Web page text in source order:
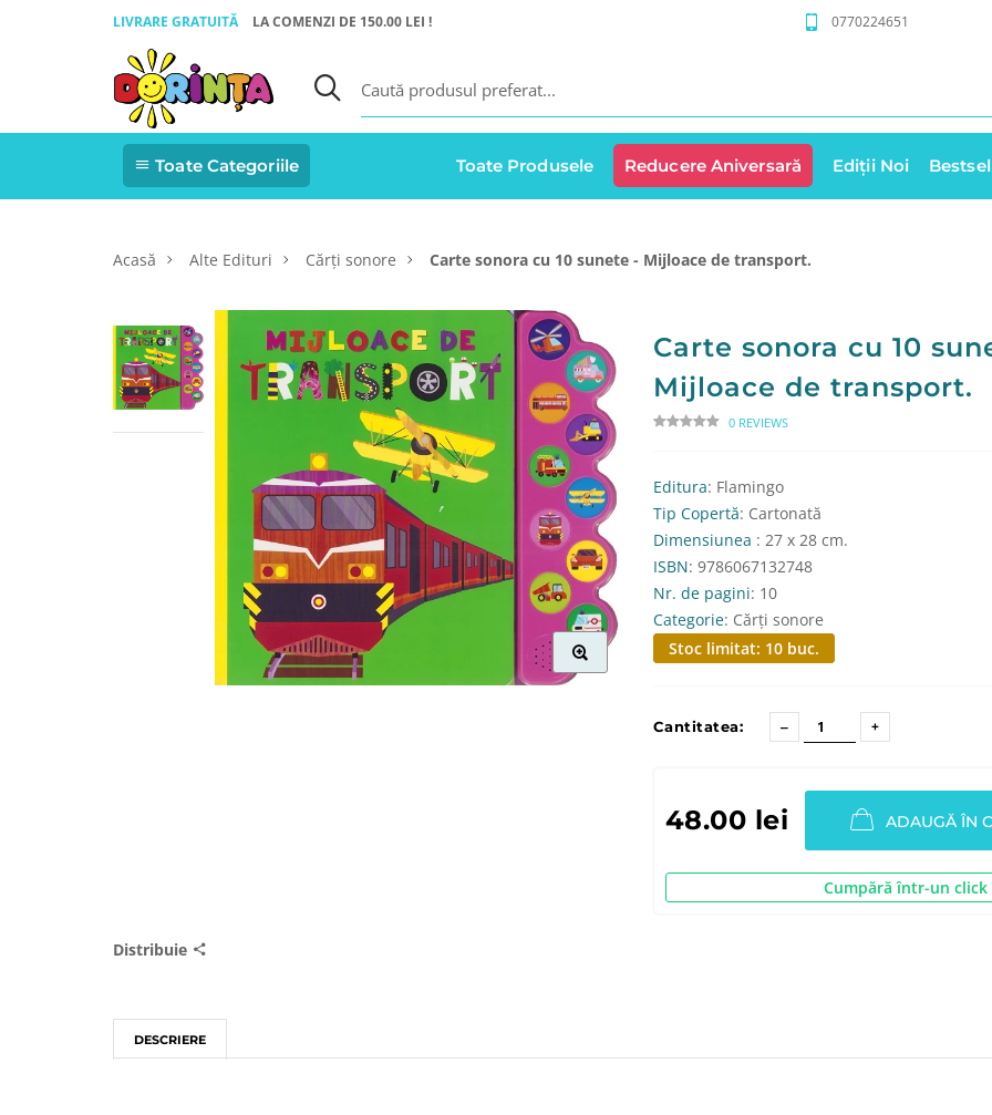
LIVRARE GRATUITĂ LA COMENZI DE 150.00 LEI ! 0770224651
Toate Categoriile Toate Produsele Reducere Aniversară Ediții Noi
Acasă Alte Edituri Cărți sonore Carte sonora cu 10 sunete - Mijloace de transport.
Carte sonora cu 10
Mijloace de transport.
0 REVIEWS
Editura: Flamingo
Tip Copertă: Cartonată
Dimensiunea : 27 x 28 cm.
ISBN: 9786067132748
Nr. de pagini: 10
Categorie: Cărți sonore
Stoc limitat: 10 buc.
Cantitatea:
48.00 lei ADAUGĂ ÎN
Cumpără într-un click
Distribuie
DESCRIERE